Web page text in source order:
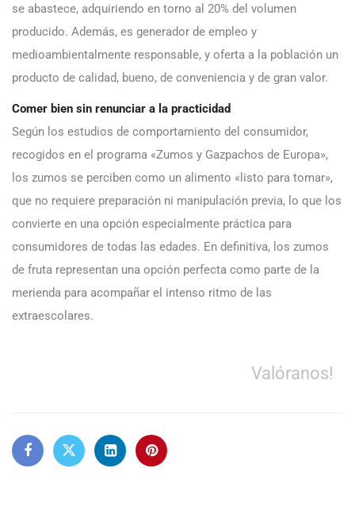
se abastece, adquiriendo en torno al 20% del volumen
producido. Además, es generador de empleo y
medioambientalmente responsable, y oferta a la población un
producto de calidad, bueno, de conveniencia y de gran valor.
Comer bien sin renunciar a la practicidad
Según los estudios de comportamiento del consumidor,
recogidos en el programa «Zumos y Gazpachos de Europa»,
los zumos se perciben como un alimento «listo para tomar»,
que no requiere preparación ni manipulación previa, lo que los
convierte en una opción especialmente práctica para
consumidores de todas las edades. En definitiva, los zumos
de fruta representan una opción perfecta como parte de la
merienda para acompañar el intenso ritmo de las
extraescolares.
Valóranos!